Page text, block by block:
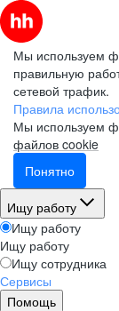
Мы используем
правильную
сетевой трафик.
Правила
Мы используем
файлов cookie
Понятно
Ищу работу
Ищу работу
Ищу работу
Ищу сотрудника
Сервисы
Помощь